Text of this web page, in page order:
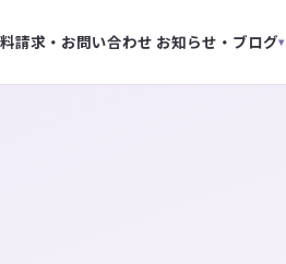
請求・お問い合わせ お知らせ・ブログ▾